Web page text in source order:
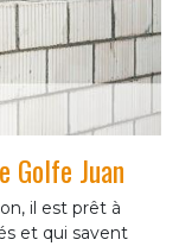
Golfe Juan
il est prêt à
et qui savent